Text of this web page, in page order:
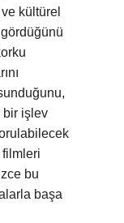
kültürel
bir işlev
bu
başa